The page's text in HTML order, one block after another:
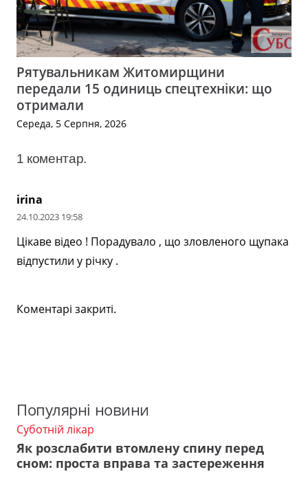
Рятувальникам Житомирщини
передали 15 одиниць спецтехніки: що
отримали
Середа, 5 Серпня, 2026
1 коментар.
irina
24.10.2023 19:58
Цікаве відео ! Порадувало , що зловленого щупака
відпустили у річку .
Коментарі закриті.
Популярні новини
Суботній лікар
Як розслабити втомлену спину перед
сном: проста вправа та застереження